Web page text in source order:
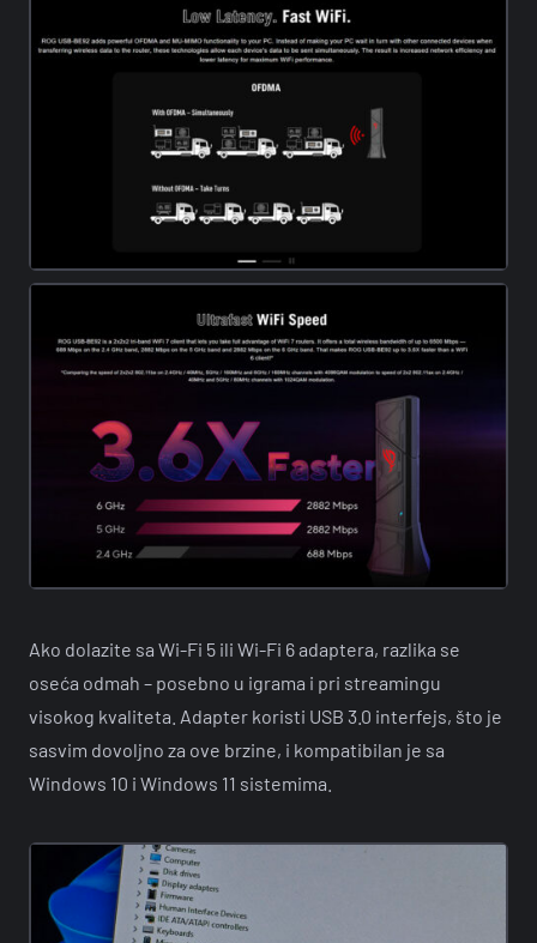
Ako dolazite sa Wi-Fi 5 ili Wi-Fi 6 adaptera, razlika se
oseća odmah – posebno u igrama i pri streamingu
visokog kvaliteta. Adapter koristi USB 3.0 interfejs, što je
sasvim dovoljno za ove brzine, i kompatibilan je sa
Windows 10 i Windows 11 sistemima.